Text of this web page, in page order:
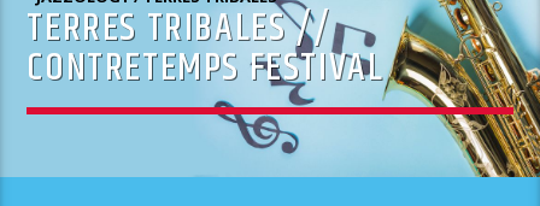
TERRES TRIBALES //
CONTRETEMPS FESTIVAL